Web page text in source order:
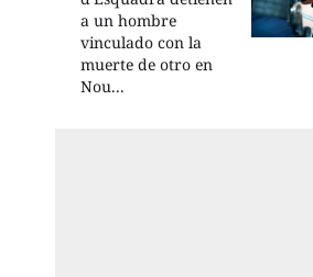
a un hombre
vinculado con la
muerte de otro en
Nou...